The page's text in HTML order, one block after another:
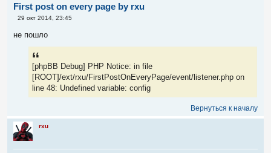
First post on every page by rxu
С
б
29 окт 2014, 23:45
не пошло
[phpBB Debug] PHP Notice: in file
[ROOT]/ext/rxu/FirstPostOnEveryPage/event/listener.php on
line 48: Undefined variable: config
Вернуться к началу
rxu